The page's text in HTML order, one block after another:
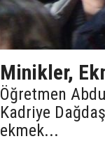
Minikler,
Öğretmen
Kadriye
ekmek...